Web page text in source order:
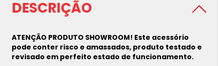
DESCRIÇÃO
ATENÇÃO PRODUTO SHOWROOM! Este acessório
pode conter risco e amassados, produto testado e
revisado em perfeito estado de funcionamento.